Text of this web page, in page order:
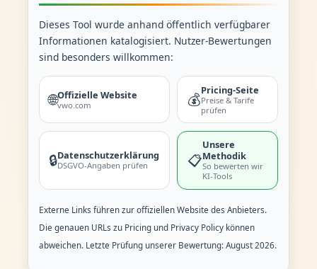
Dieses Tool wurde anhand öffentlich verfügbarer
Informationen katalogisiert. Nutzer-Bewertungen
sind besonders willkommen:
🌐Offizielle Website
vwo.com 💰
Pricing-Seite
Preise & Tarife
prüfen
🔒Datenschutzerklärung
DSGVO-Angaben prüfen 📋
Unsere
Methodik
So bewerten wir
KI-Tools
Externe Links führen zur offiziellen Website des Anbieters.
Die genauen URLs zu Pricing und Privacy Policy können
abweichen. Letzte Prüfung unserer Bewertung: August 2026.